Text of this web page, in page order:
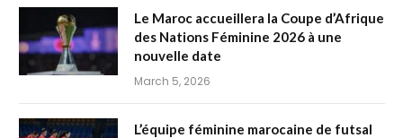
Le Maroc accueillera la Coupe d’Afrique
des Nations Féminine 2026 à une
nouvelle date
March 5, 2026
L’équipe féminine marocaine de futsal